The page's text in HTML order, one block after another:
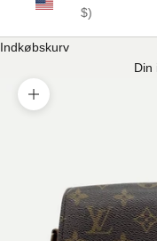
$)
Indkøbskurv
Din
Zoom